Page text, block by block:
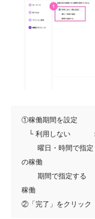
①稼働期間を設定
└ 利用しない ：
曜日・時間で指定
の稼働
期間で指定する ：
稼働
②「完了」をクリック